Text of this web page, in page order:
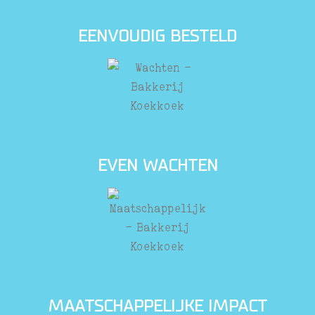
eenvoudig besteld
even wachten
maatschappelijke impact